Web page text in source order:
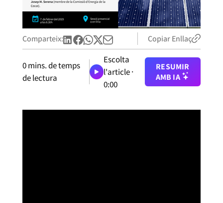
Comparteix: Copiar Enllaç
0mins. de temps
de lectura
Escolta
l'article ·
0:00
RESUMIR
AMB IA